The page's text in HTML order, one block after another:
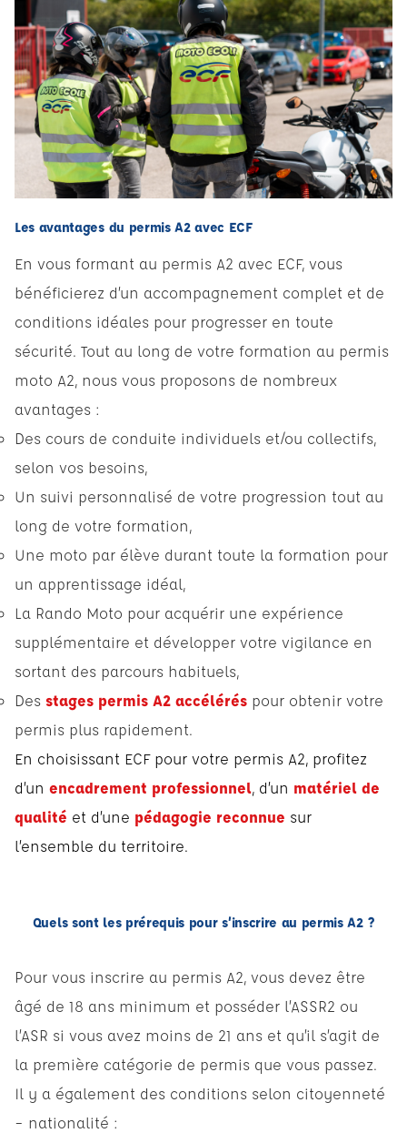
Les avantages du permis A2 avec ECF
En vous formant au permis A2 avec ECF, vous
bénéficierez d’un accompagnement complet et de
conditions idéales pour progresser en toute
sécurité. Tout au long de votre formation au permis
moto A2, nous vous proposons de nombreux
avantages :
Des cours de conduite individuels et/ou collectifs,
selon vos besoins,
Un suivi personnalisé de votre progression tout au
long de votre formation,
Une moto par élève durant toute la formation pour
un apprentissage idéal,
La Rando Moto pour acquérir une expérience
supplémentaire et développer votre vigilance en
sortant des parcours habituels,
Des stages permis A2 accélérés pour obtenir votre
permis plus rapidement.
En choisissant ECF pour votre permis A2, profitez
d’un encadrement professionnel, d’un matériel de
qualité et d’une pédagogie reconnue sur
l’ensemble du territoire.
Quels sont les prérequis pour s’inscrire au permis A2 ?
Pour vous inscrire au permis A2, vous devez être
âgé de 18 ans minimum et posséder l’ASSR2 ou
l’ASR si vous avez moins de 21 ans et qu’il s’agit de
la première catégorie de permis que vous passez.
Il y a également des conditions selon citoyenneté
– nationalité :